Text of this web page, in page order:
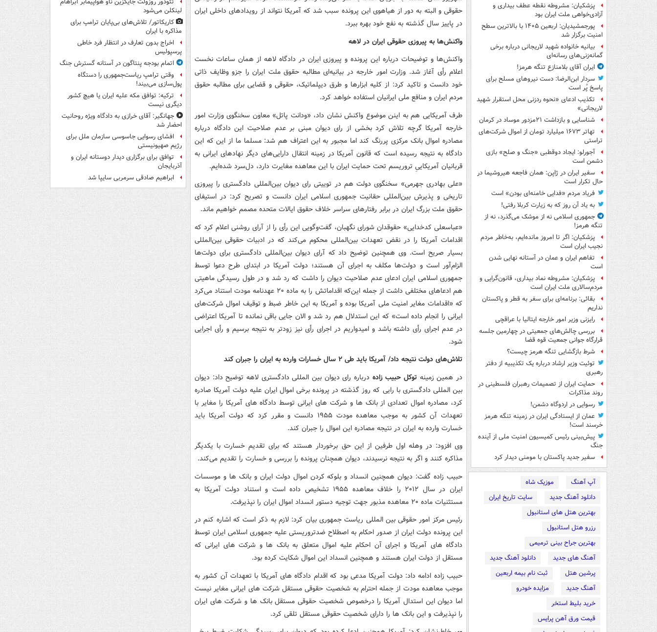
پزشکیان: مشروطه نقطه عطف بیداری و
آزادی‌خواهی ملت ایران بود
پورجمشیدیان: اربعین ۱۴۰۵ با بالاترین سطح
امنیت برگزار شد
بیانیه خانواده شهید لاریجانی درباره برخی
گمانه‌زنی‌های رسانه‌ای
ایران آقای بلامنازع تنگه هرمز!
سردار ابن‌الرضا: دست نیروهای مسلح برای
پاسخ پُر است
تکذیب ادعای «نحوه ردزنی محل استقرار شهید
لاریجانی»
شناسایی و بازداشت ۲۱مزدور موساد در کرمان
تهاتر ۱۶۷۳ میلیارد تومان از اموال شرکت‌های
تراستی
آجورلو: ایجاد دوقطبی «جنگ و صلح‌» بازی
دشمن است
سفیر ایران در ژاپن: همان فاجعه هیروشیما در
حال تکرار است
فریاد مردم «فدایی خامنه‌ای بودن» است
به یاد آن روز که به زیارت کربلا رفتی!
جمهوری اسلامی نه از موشک می‌گذرد، نه از
تنگه هرمز!
پزشکیان: اگر تا امروز مانده‌ایم، به‌خاطر مردم
نجیب ایران است
تفاهم ایران و عمان در آستانه نهایی شدن
است
پزشکیان: مشروطه نماد بیداری، قانون‌گرایی و
مردم‌سالاری ملت ایران است
بقائی: برنامه‌ای برای سفر به قطر و پاکستان
نداریم
رایزنی وزیر امور خارجه ایتالیا با عراقچی
بررسی چالش‌های جمعیتی در چهارمین جلسه
قرارگاه جوانی جمعیت قوه قضا
شرط بازگشایی تنگه هرمز چیست؟
توئیت وزیر ارشاد درباره یک تکذیبیه از دفتر
رهبری
حمایت ایران از تصمیمات رهبران فلسطینی در
روند مذاکرات
رسوایی در اردوگاه دشمن!
عمان از ایستادگی ایران در زمینه تنگه هرمز
خرسند است!
پیش‌بینی رئیس کمیسیون امنیت ملی از آینده
جنگ
سفیر جدید پاکستان با مومنی دیدار کرد
آپ آهنگ
موزیک شاه
دانلود آهنگ جدید
سایت تاریخ ایران
بهترین هتل های استانبول
رزرو هتل استانبول
بهترین جراح بینی ترمیمی
آهنگ های جدید
دانلود آهنگ جدید
پرشین هتل
ثبت نام بیمه اربعین
آهنگ جدید
مزایده خودرو
خرید بلیط استخر
قیمت ورق آهن پرایس
حقوقی و البته به دور از هیاهوی این پرونده سبب شد که آمریکا نتواند از رویدادهای داخلی ایران
در پاییز سال گذشته به نفع خود بهره ببرد.
واکنش‌ها به پیروزی حقوقی ایران در لاهه
واکنش‌ها و توضیحات درباره این پرونده و پیروزی ایران در دادگاه لاهه از همان ساعات نخست
اعلام رأی آغاز شد. وزارت امور خارجه در بیانیه‌ای مطالبه حقوق ملت ایران را جزو وظایف ذاتی
خود دانست و تاکید کرد: از کلیه‌ ابزارها و طرق دیپلماتیک، حقوقی و قضایی برای مطالبه حقوق
مردم ایران و منافع ملی ایرانیان استفاده خواهد کرد.
طرف آمریکایی هم به اینن موضوع واکنش نشان داد، «ودانت پاتل» معاون سخنگوی وزارت امور
خارجه آمریکا گرچه تلاش کرد بخشی از رای دیوان مبنی بر عدم صلاحیت این دادگاه درباره
مصادره اموال بانک مرکزی پررنگ کند اما مجبور به این اعتراف هم شد: مسلما ما از این که این
دادگاه به نتیجه رسیده است که قانون آمریکا در زمینه انتقال دارایی‌های دیگر نهادهای ایرانی به
قربانیان آمریکاییِ تروریسم تحت حمایت ایران با این معاهده مغایرت دارد، دل‌سرد شده‌ایم.
«علی بهادری جهرمی» سخنگوی دولت هم در توییتی رای دیوان بین‌المللی دادگستری را پیروزی
تاریخی و پذیرش بین‌المللی حقانیت جمهوری اسلامی ایران دانست و تصریح کرد: در استیفای
حقوق ملت بزرگ‌ ایران در برابر رفتارهای سراسر خلاف حقوق ایالات متحده مصمم خواهیم ماند.
«عباسعلی کدخدایی» حقوقدان شورای نگهبان، گفت‌وگویی این رأی را از آرای روشنی اعلام کرد که
اقدامات آمریکا را در نقض تعهدات بین‌المللی محکوم می‌کند که در ادبیات حقوقی بین‌المللی
بسیار صریح است. وی همچنین توضیح داد که آرای دیوان بین‌المللی دادگستری برای دولت‌ها
الزام‌آور است و دولت‌ها مکلف به اجرای آن هستند؛ دولت آمریکا در ابتدای طرح دعوا توسط
جمهوری اسلامی ایران ادعای عدم صلاحیت دیوان را داشت که رد شد و در طول رسیدگی ماهیتی
هم ادعاهای مختلفی داشت از جمله این‌که اقداماتش را به ماده ۲۰ عهدنامه مودت استناد می‌کرد
که «اقدامات مغایر امنیت ملی آمریکا بوده و آمریکا به این خاطر ضبط و توقیف اموال شرکت‌های
ایرانی را انجام داده است» که این استدلال هم رد شد و الان جایی باقی‌ نمانده تا آمریکا اعتراضی
در عدم اجرای رأی داشته باشد و امیدواریم در اجرای رأی نیز زودتر به نتیجه برسیم و رأی اجرایی
شود.
تلاش‌های دولت نتیجه داد/ آمریکا باید طی ۲ سال خسارات وارده به ایران را جبران کند
در همین زمینه توکل حبیب زاده درباره رای دیوان بین المللی دادگستری لاهه توضیح داد: دیوان
بین المللی دادگستری با رایی که روز گذشته در پرونده برخی اموال ایران علیه دولت آمریکا صادره
کرد، مصادره اموال تعدادی از بانک ها و شرکت های ایرانی توسط دادگاه های آمریکا را مغایر با
تعهدات آن کشور به موجب معاهده مودت ۱۹۵۵ دانست و مقرر کرد که دولت آمریکا باید
خسارت وارده به ایران در نتیجه مصادره این اموال را جبران کند.
وی افزود: در وهله اول طرفین از این حق برخوردار هستند که برای تقدیم خسارت با یکدیگر
مذاکره کنند و اگر به نتیجه نرسیدند، دیوان همچنان پرونده را بررسی و خسارت را تقدیم می‌کند.
حبیب زاده گفت: دیوان همچنین انسداد و بلوکه کردن اموال دولت ایران و بانک ها و موسسات
ایران در سال ۲۰۱۲ را خلاف معاهده ۱۹۵۵ تشخیص داده است و استناد دولت آمریکا به
مستثنیات ماده ۲۰ معاهده مذبور جهت توجیه دستور انسداد اموال ایران را نپذیرفت.
رئیس مرکز امور حقوقی بین المللی ریاست جمهوری بیان کرد: لازم به ذکر است که اشاره کنم در
این پرونده دولت ایران از صدور احکام به اصطلاح ضدتروریستی علیه جمهوری اسلامی ایران توسط
دادگاه های آمریکا و اجرای آن احکام علیه اموال متعلق به بانک ها و شرکت های ایرانی که
مستقل از دولت ایران هستند و همچنین انسداد این اموال شکایت کرده بود.
حبیب زاده ادامه داد: دولت آمریکا مدعی بود که اقدام دادگاه های آمریکا با تعهدات آن کشور به
موجب معاهده مودت از جمله احترام به شخصیت حقوقی مستقل شرکت های ایرانی مغایر نیست
اما دیوان این استدال آمریکا را درخصوص شخصیت حقوقی مستقل بانک ها و شرکت های ایران
را نپذیرفت و این بانک ها را دارای شخصیت حقوقی مستقل تلقی کرد.
تئودور روزولت جایگزین ناو هواپیمابر آبراهام
لینکلن می‌شود
کاریکاتور/ تلاش‌های بی‌پایان ترامپ برای
مذاکره با ایران
اخراج بدون تعارف در انتظار فرد خاطی
پرسپولیس
اتمام بودجه پنتاگون در آستانه گسترش جنگ
وقتی ترامپ ریاست‌جمهوری را دستگاه
پول‌سازی می‌بیند!
ترکیه: توافق مکه علیه ایران یا هیچ کشور
دیگری نیست
جهانگیر: آقای خرازی به دادگاه ویژه روحانیت
احضار شد
افشای رسوایی جاسوسی سازمان ملل برای
رژیم صهیونیستی
توافق برای برگزاری دیدار دوستانه ایران و
آذربایجان
ابراهیم صادقی سرمربی سایپا شد